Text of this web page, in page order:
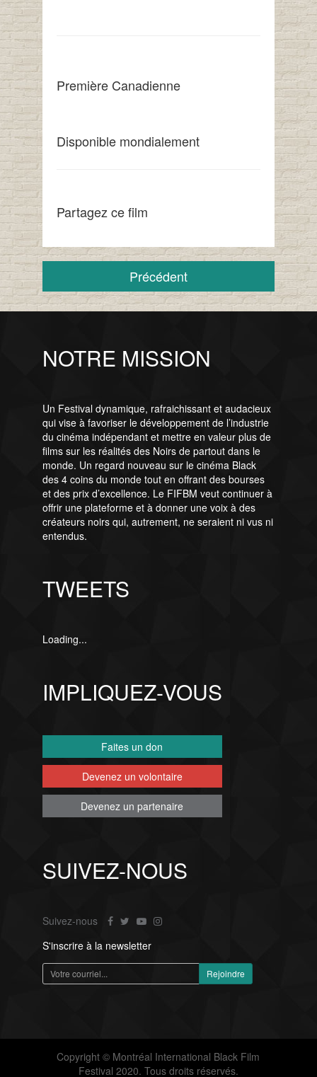
Première Canadienne
Disponible mondialement
Partagez ce film
Précédent
NOTRE MISSION
Un Festival dynamique, rafraichissant et audacieux
qui vise à favoriser le développement de l’industrie
du cinéma indépendant et mettre en valeur plus de
films sur les réalités des Noirs de partout dans le
monde. Un regard nouveau sur le cinéma Black
des 4 coins du monde tout en offrant des bourses
et des prix d’excellence. Le FIFBM veut continuer à
offrir une plateforme et à donner une voix à des
créateurs noirs qui, autrement, ne seraient ni vus ni
entendus.
TWEETS
Loading...
IMPLIQUEZ-VOUS
Faites un don
Devenez un volontaire
Devenez un partenaire
SUIVEZ-NOUS
Suivez-nous
S'inscrire à la newsletter
Copyright © Montréal International Black Film
Festival 2020. Tous droits réservés.